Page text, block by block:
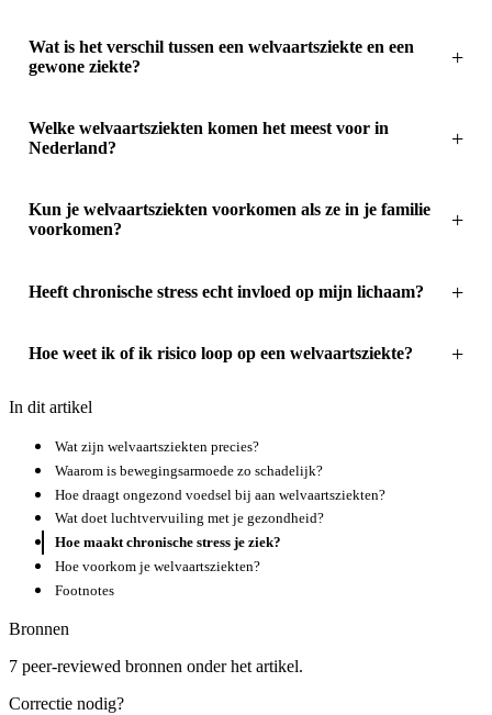
Wat is het verschil tussen een welvaartsziekte en een
gewone ziekte?
Welke welvaartsziekten komen het meest voor in
Nederland?
Kun je welvaartsziekten voorkomen als ze in je familie
voorkomen?
Heeft chronische stress echt invloed op mijn lichaam?
Hoe weet ik of ik risico loop op een welvaartsziekte?
In dit artikel
Wat zijn welvaartsziekten precies?
Waarom is bewegingsarmoede zo schadelijk?
Hoe draagt ongezond voedsel bij aan welvaartsziekten?
Wat doet luchtvervuiling met je gezondheid?
Hoe maakt chronische stress je ziek?
Hoe voorkom je welvaartsziekten?
Footnotes
Bronnen
7 peer-reviewed bronnen onder het artikel.
Correctie nodig?